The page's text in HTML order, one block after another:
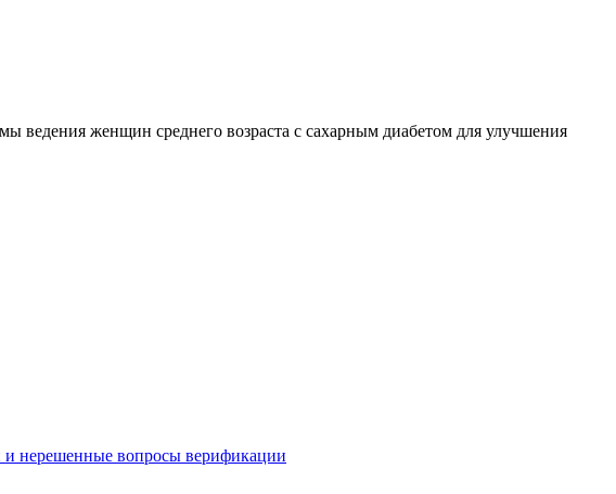
ведения женщин среднего возраста с сахарным диабетом для улучшения
и нерешенные вопросы верификации